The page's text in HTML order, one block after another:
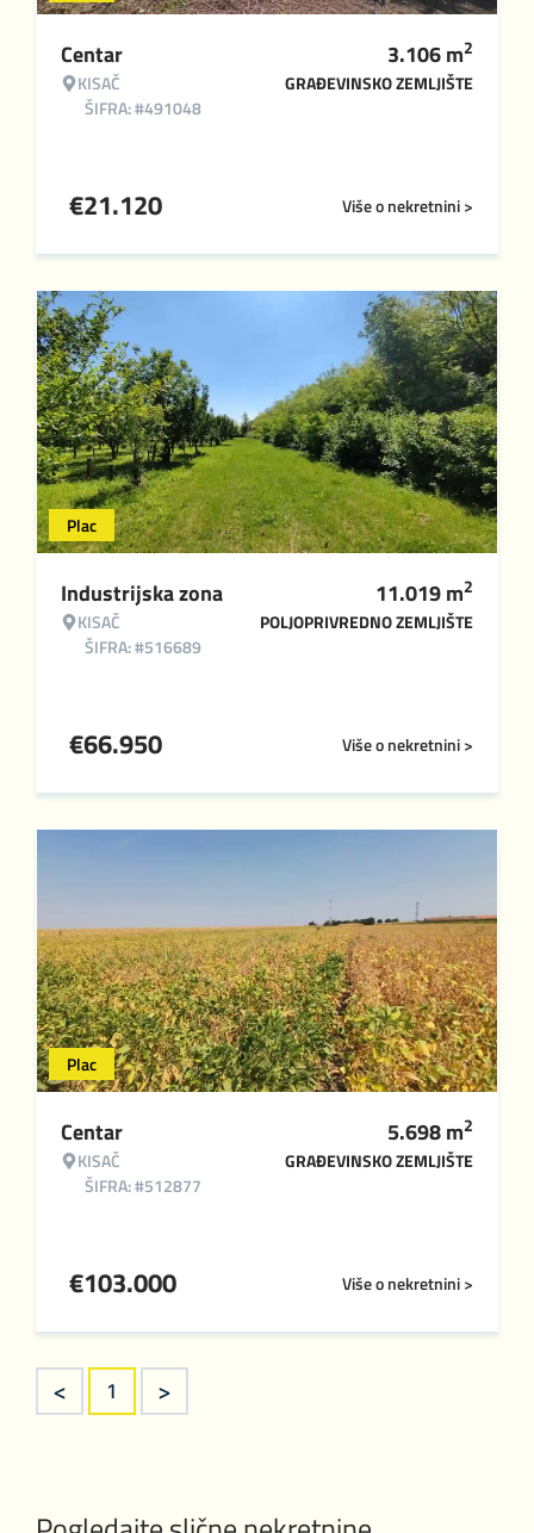
Centar
KISAČ
ŠIFRA: #491048
3.106m2
GRAĐEVINSKO ZEMLJIŠTE
Više o nekretnini >
€21.120
Plac
Industrijska zona
KISAČ
ŠIFRA: #516689
11.019m2
POLJOPRIVREDNO ZEMLJIŠTE
Više o nekretnini >
€66.950
Plac
Centar
KISAČ
ŠIFRA: #512877
5.698m2
GRAĐEVINSKO ZEMLJIŠTE
Više o nekretnini >
€103.000
< 1 >